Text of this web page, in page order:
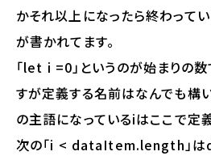
かそれ以上になったら終わってい
が書かれてます。
「let i =0」というのが始まりの
すが定義する名前はなんでも構
の主語になっているiはここで定
次の「i < dataItem.length」